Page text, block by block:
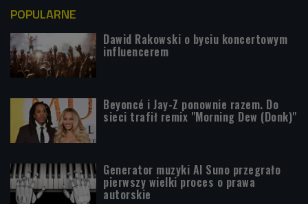
POPULARNE
Dawid Rakowski o byciu koncertowym
influencerem
Beyoncé i Jay-Z ponownie razem. Do
sieci trafił remix "Morning Dew (Donk)"
Generator muzyki AI Suno przegrało
pierwszy wielki proces o prawa
autorskie